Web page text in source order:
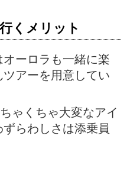
くメリット
ーロラも一緒に楽
アーを用意してい
ゃくちゃ大変なアイ
らわしさは添乗員